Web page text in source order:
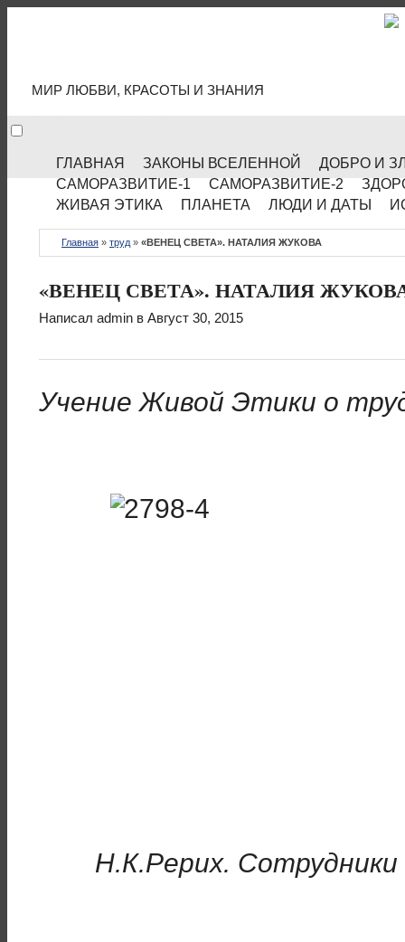
МИР ЛЮБВИ, КРАСОТЫ И ЗНАНИЯ
ГЛАВНАЯ ЗАКОНЫ ВСЕЛЕННОЙ
ДОБРО И
САМОРАЗВИТИЕ-1
САМОРАЗВИТИЕ-2
ЖИВАЯ ЭТИКА
ПЛАНЕТА ЛЮДИ И ДАТЫ
Главная » труд » «ВЕНЕЦ СВЕТА». НАТАЛИЯ ЖУКОВА
«ВЕНЕЦ СВЕТА». НАТАЛИЯ
Написал admin в Август 30, 2015
Учение Живой Этики о
Н.К.Рерих.